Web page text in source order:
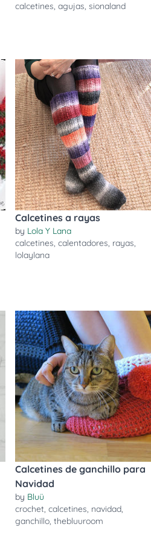
calcetines,agujas,sionaland
Calcetines a rayas
by Lola Y Lana
calcetines,calentadores, rayas,
lolaylana
Calcetines de ganchillo para
Navidad
by Bluü
crochet,calcetines, navidad,
ganchillo,thebluuroom